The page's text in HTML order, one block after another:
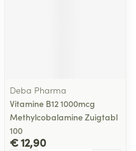
Deba Pharma
Vitamine B12 1000mcg
Methylcobalamine Zuigtabl
100
€ 12,90